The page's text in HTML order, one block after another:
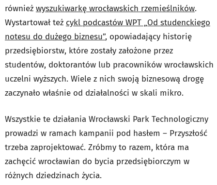
również wyszukiwarkę wrocławskich rzemieślników.
Wystartował też cykl podcastów WPT „Od studenckiego
notesu do dużego biznesu”, opowiadający historię
przedsiębiorstw, które zostały założone przez
studentów, doktorantów lub pracowników wrocławskich
uczelni wyższych. Wiele z nich swoją biznesową drogę
zaczynało właśnie od działalności w skali mikro.
Wszystkie te działania Wrocławski Park Technologiczny
prowadzi w ramach kampanii pod hasłem – Przyszłość
trzeba zaprojektować. Zróbmy to razem, która ma
zachęcić wrocławian do bycia przedsiębiorczym w
różnych dziedzinach życia.